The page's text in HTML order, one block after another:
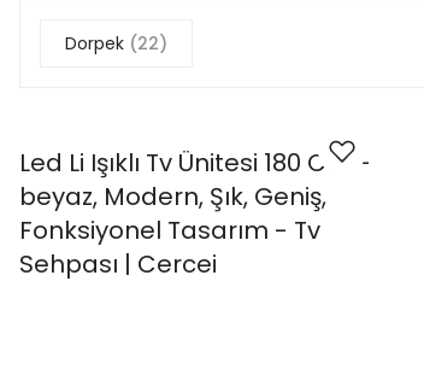
Dorpek (22)
Led Li Işıklı Tv Ünitesi 180 Cm -
beyaz, Modern, Şık, Geniş,
Fonksiyonel Tasarım - Tv
Sehpası | Cercei